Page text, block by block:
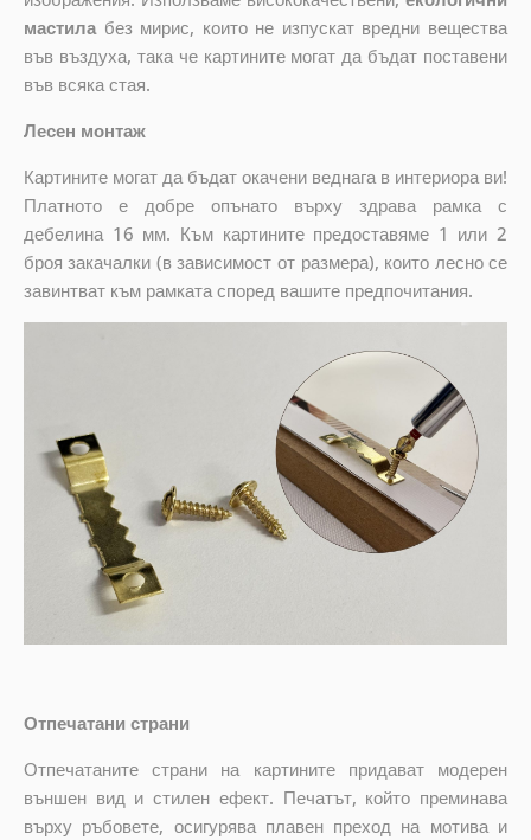
мастилабез мирис, които не изпускат вредни вещества
във въздуха, така че картините могат да бъдат поставени
във всяка стая.
Лесен монтаж
Картините могат да бъдат окачени веднага в интериора ви!
Платното е добре опънато върху здрава рамка с
дебелина 16 мм. Към картините предоставяме 1 или 2
броя закачалки (в зависимост от размера), които лесно се
завинтват към рамката според вашите предпочитания.
Отпечатани страни
Отпечатаните страни на картините придават модерен
външен вид и стилен ефект. Печатът, който преминава
върху ръбовете, осигурява плавен преход на мотива и